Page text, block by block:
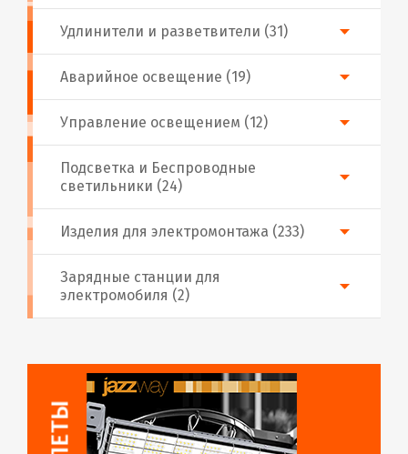
Аварийное освещение (19)
Подсветка и Беспроводные
светильники (24)
Изделия для электромонтажа (233)
Удлинители и разветвители (31)
Управление освещением (12)
Зарядные станции для
электромобиля (2)